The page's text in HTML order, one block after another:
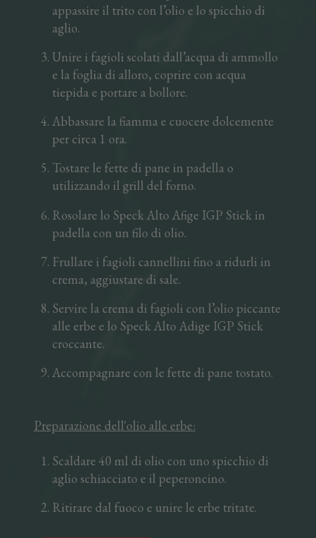
appassire il trito con l’olio e lo spicchio di
aglio.
Unire i fagioli scolati dall’acqua di ammollo
e la foglia di alloro, coprire con acqua
tiepida e portare a bollore.
Abbassare la fiamma e cuocere dolcemente
per circa 1 ora.
Tostare le fette di pane in padella o
utilizzando il grill del forno.
Rosolare lo Speck Alto Afige IGP Stick in
padella con un filo di olio.
Frullare i fagioli cannellini fino a ridurli in
crema, aggiustare di sale.
Servire la crema di fagioli con l’olio piccante
alle erbe e lo Speck Alto Adige IGP Stick
croccante.
Accompagnare con le fette di pane tostato.
Preparazione dell'olio alle erbe:
Scaldare 40 ml di olio con uno spicchio di
aglio schiacciato e il peperoncino.
Ritirare dal fuoco e unire le erbe tritate.